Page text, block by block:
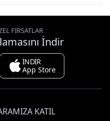
FIRSATLAR
İndir
İNDİR
App Store
KATIL